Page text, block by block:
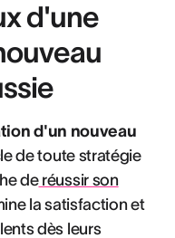
d'une
d'un nouveau
de toute stratégie
deréussir son
la satisfaction et
dès leurs